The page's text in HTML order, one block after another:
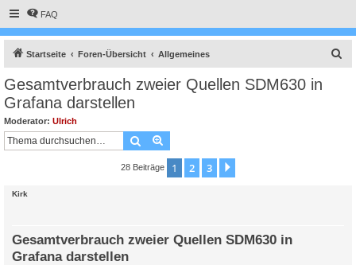
FAQ
Startseite Foren-Übersicht Allgemeines
Gesamtverbrauch zweier Quellen SDM630 in
Grafana darstellen
Moderator: Ulrich
Suche
28 Beiträge 1 2 3
Kirk
Gesamtverbrauch zweier Quellen SDM630 in
Grafana darstellen